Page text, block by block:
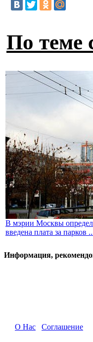
По теме
В мэрии Москвы
введена плата за парков
Информация,
О Нас Соглашение